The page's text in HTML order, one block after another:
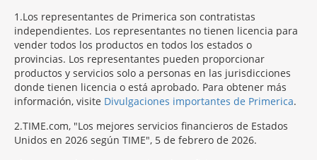
1 Los representantes de Primerica son contratistas
independientes. Los representantes no tienen licencia para
vender todos los productos en todos los estados o
provincias. Los representantes pueden proporcionar
productos y servicios solo a personas en las jurisdicciones
donde tienen licencia o está aprobado. Para obtener más
información, visite Divulgaciones importantes de Primerica.
2 TIME.com, "Los mejores servicios financieros de Estados
Unidos en 2026 según TIME", 5 de febrero de 2026.